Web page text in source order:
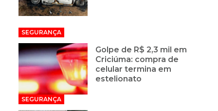
SEGURANÇA
Golpe de R$ 2,3 mil em
Criciúma: compra de
celular termina em
estelionato
SEGURANÇA